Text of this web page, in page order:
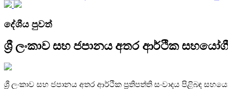
දේශීය පුවත්
ශ්‍රී ලංකාව සහ ජපානය අතර ආර්ථික
ශ්‍රී ලංකාව සහ ජපානය අතර ආර්ථික ප්‍රතිපත්ති සංවාදය පිළිබඳ